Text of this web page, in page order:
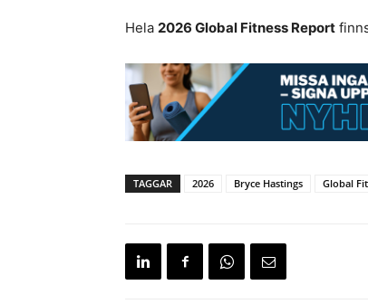
Hela 2026 Global Fitness Report
TAGGAR 2026 Bryce Hastings Global